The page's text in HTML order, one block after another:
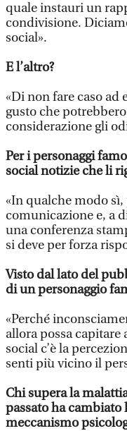
quale instauri un
condivisione.
social».
E l’altro?
«Di non fare caso
gusto che
considerazione gli
Per i personaggi
social notizie che li
«In qualche modo
comunicazione e, a
una conferenza
si deve per forza
Visto dal lato del
di un personaggio
«Perché
allora possa
social c’è la
senti più vicino il
Chi supera la
passato ha
meccanismo